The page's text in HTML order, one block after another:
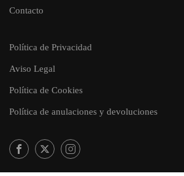
Contacto
Política de Privacidad
Aviso Legal
Política de Cookies
Política de anulaciones y devoluciones